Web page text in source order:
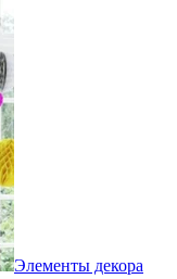
Элементы декора